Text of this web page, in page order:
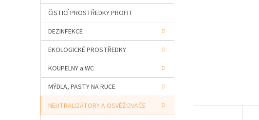
a
l
ČISTICÍ PROSTŘEDKY PROFIT
DEZINFEKCE
EKOLOGICKÉ PROSTŘEDKY
KOUPELNY a WC
MÝDLA, PASTY NA RUCE
NEUTRALIZÁTORY A OSVĚŽOVAČE